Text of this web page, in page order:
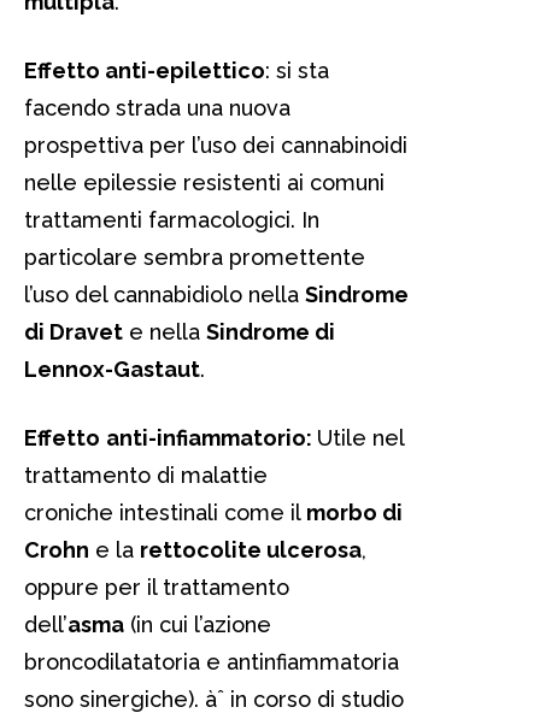
Effetto anti-epilettico: si sta
facendo strada una nuova
prospettiva per l’uso dei cannabinoidi
nelle epilessie resistenti ai comuni
trattamenti farmacologici. In
particolare sembra promettente
l’uso del cannabidiolo nella Sindrome
di Dravet e nella Sindrome di
Lennox-Gastaut.
Effetto anti-infiammatorio: Utile nel
trattamento di malattie
croniche intestinali come il morbo di
Crohn e la rettocolite ulcerosa,
oppure per il trattamento
dell’asma (in cui l’azione
broncodilatatoria e antinfiammatoria
sono sinergiche). àˆ in corso di studio